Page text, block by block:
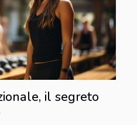
il segreto